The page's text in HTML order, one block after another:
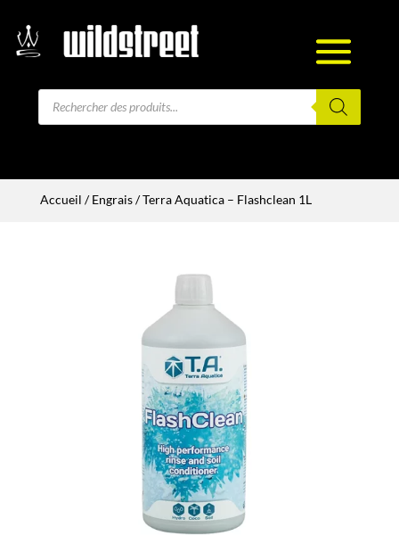
Recherche
Accueil /Engrais/ Terra Aquatica – Flashclean 1L